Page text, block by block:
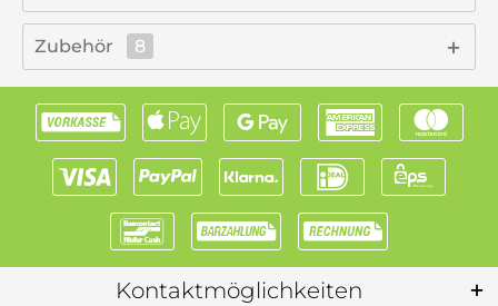
Zubehör 8
Kontaktmöglichkeiten